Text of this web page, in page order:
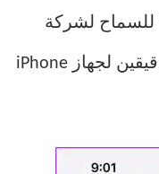
للسماح لشركة
Apple بتعيين التاريخ والوقت الدقيقين لجهاز iPhone